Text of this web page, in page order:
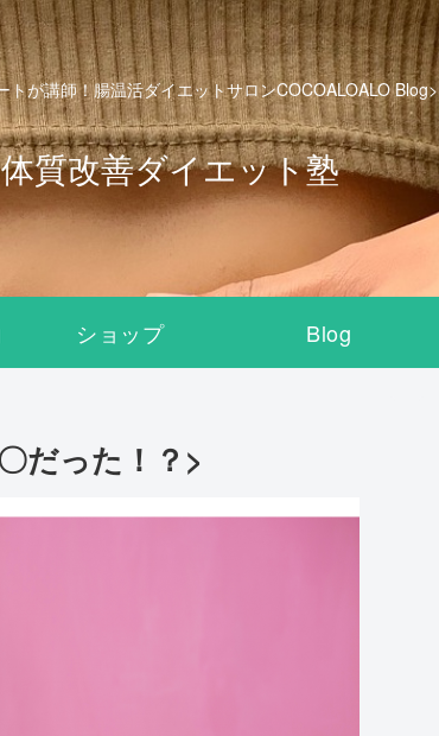
トが講師！腸温活ダイエットサロンCOCOALOALO Blog>
質改善ダイエット塾
ショップ Blog
だった！？>